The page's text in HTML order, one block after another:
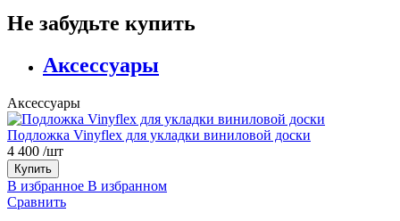
Не забудьте купить
Аксессуары
Аксессуары
Подложка Vinyflex для укладки виниловой доски
4 400 /шт
Купить
В избранное В избранном
Сравнить